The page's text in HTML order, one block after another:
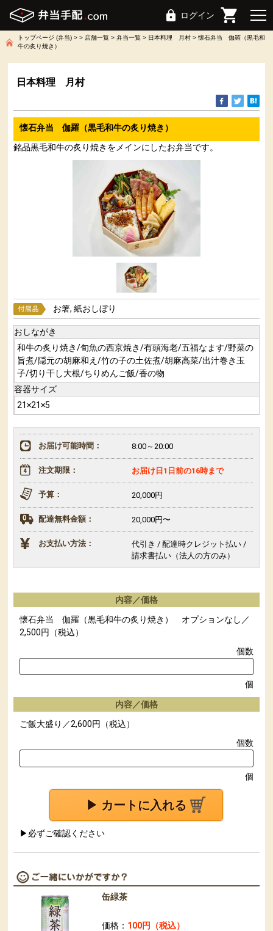
ログイン
トップページ (弁当) 店舗一覧 弁当一覧 日本料理 月村
懐石弁当 伽羅（黒毛和
牛の炙り焼き）
日本料理 月村
懐石弁当 伽羅（黒毛和牛の炙り焼き）
銘品黒毛和牛の炙り焼きをメインにしたお弁当です。
お箸, 紙おしぼり
おしながき
和牛の炙り焼き/旬魚の西京焼き/有頭海老/五福なます/野菜の
旨煮/隠元の胡麻和え/竹の子の土佐煮/胡麻高菜/出汁巻き玉
子/切り干し大根/ちりめんご飯/香の物
容器サイズ
21×21×5
お届け可能時間： 8:00～20:00
注文期限： お届け日1日前の16時まで
予算： 20,000円
配達無料金額： 20,000円〜
お支払い方法：
代引き / 配達時クレジット払い /
請求書払い（法人の方のみ）
内容／価格
懐石弁当 伽羅（黒毛和牛の炙り焼き） オプションなし／
2,500円（税込）
個数
個
内容／価格
ご飯大盛り／2,600円（税込）
個数
個
▶ カートに入れる
▶必ずご確認ください
缶緑茶
価格： 100円（税込）